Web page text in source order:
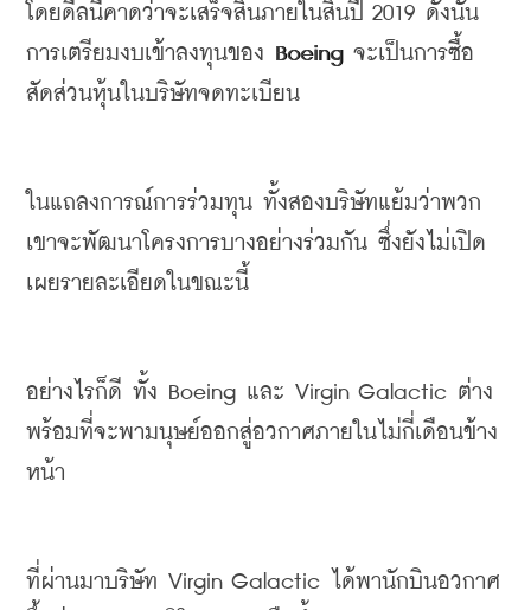
โดยดีลนี้คาดว่าจะเสร็จสิ้นภายในสิ้นปี 2019 ดังนั้น
การเตรียมงบเข้าลงทุนของ Boeing จะเป็นการซื้อ
สัดส่วนหุ้นในบริษัทจดทะเบียน
ในแถลงการณ์การร่วมทุน ทั้งสองบริษัทแย้มว่าพวก
เขาจะพัฒนาโครงการบางอย่างร่วมกัน ซึ่งยังไม่เปิด
เผยรายละเอียดในขณะนี้
อย่างไรก็ดี ทั้ง Boeing และ Virgin Galactic ต่าง
พร้อมที่จะพามนุษย์ออกสู่อวกาศภายในไม่กี่เดือนข้าง
หน้า
ที่ผ่านมาบริษัท Virgin Galactic
ได้พานักบินอวกาศ